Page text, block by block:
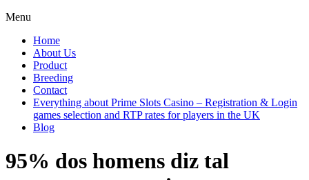
Menu
Home
About Us
Product
Breeding
Contact
Everything about Prime Slots Casino – Registration & Login
games selection and RTP rates for players in the UK
Blog
95% dos homens diz tal